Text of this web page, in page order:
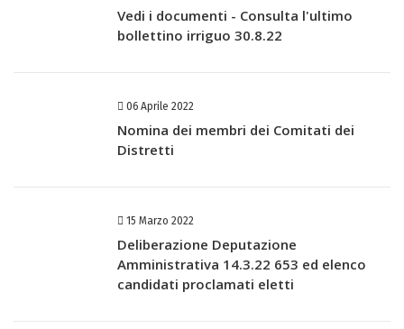
Vedi i documenti - Consulta l'ultimo
bollettino irriguo 30.8.22
06 Aprile 2022
Nomina dei membri dei Comitati dei
Distretti
15 Marzo 2022
Deliberazione Deputazione
Amministrativa 14.3.22 653 ed elenco
candidati proclamati eletti